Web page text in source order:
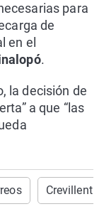
para
de
en el
.
la decisión de
a que “las
Crevillent